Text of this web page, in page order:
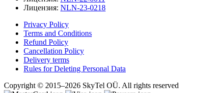
Лицензия: NLN-23-0218
Privacy Policy
Terms and Conditions
Refund Policy
Cancellation Policy
Delivery terms
Rules for Deleting Personal Data
Copyright © 2015–2026 SkyTel OÜ. All rights reserved